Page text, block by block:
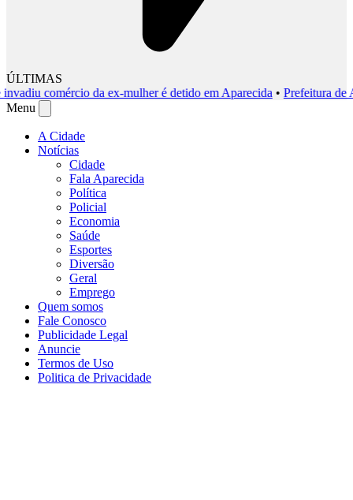
ÚLTIMAS
comércio da ex-mulher é detido em Aparecida•Prefeitura de
Menu
A Cidade
Notícias
Cidade
Fala Aparecida
Política
Policial
Economia
Saúde
Esportes
Diversão
Geral
Emprego
Quem somos
Fale Conosco
Publicidade Legal
Anuncie
Termos de Uso
Politica de Privacidade